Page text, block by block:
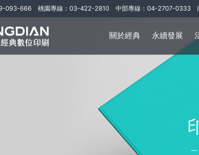
093-666 桃園專線：03-422-2810 中部專線：04-2707-0333
關於經典 永續發展
─